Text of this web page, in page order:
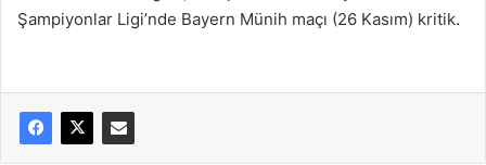
Şampiyonlar Ligi’nde Bayern Münih maçı (26 Kasım) kritik.